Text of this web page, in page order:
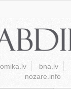
bna.lv
nozare.info